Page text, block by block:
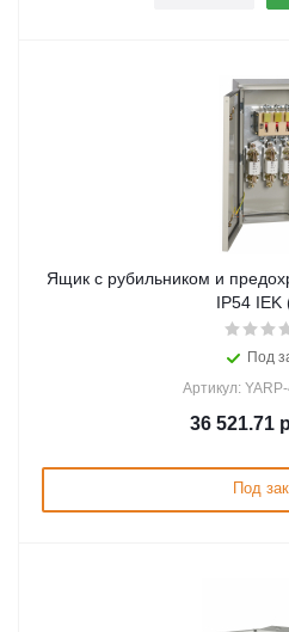
Ящик с рубильником и
IP54 IEK
Под
Артикул:
36 521.71
Под